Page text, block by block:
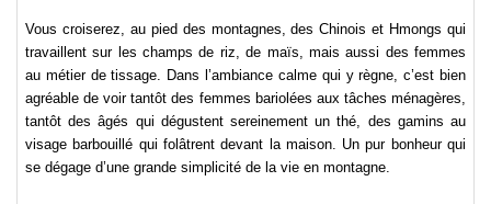
Vous croiserez, au pied des montagnes, des Chinois et Hmongs qui
travaillent sur les champs de riz, de maïs, mais aussi des femmes
au métier de tissage. Dans l’ambiance calme qui y règne, c’est bien
agréable de voir tantôt des femmes bariolées aux tâches ménagères,
tantôt des âgés qui dégustent sereinement un thé, des gamins au
visage barbouillé qui folâtrent devant la maison. Un pur bonheur qui
se dégage d’une grande simplicité de la vie en montagne.